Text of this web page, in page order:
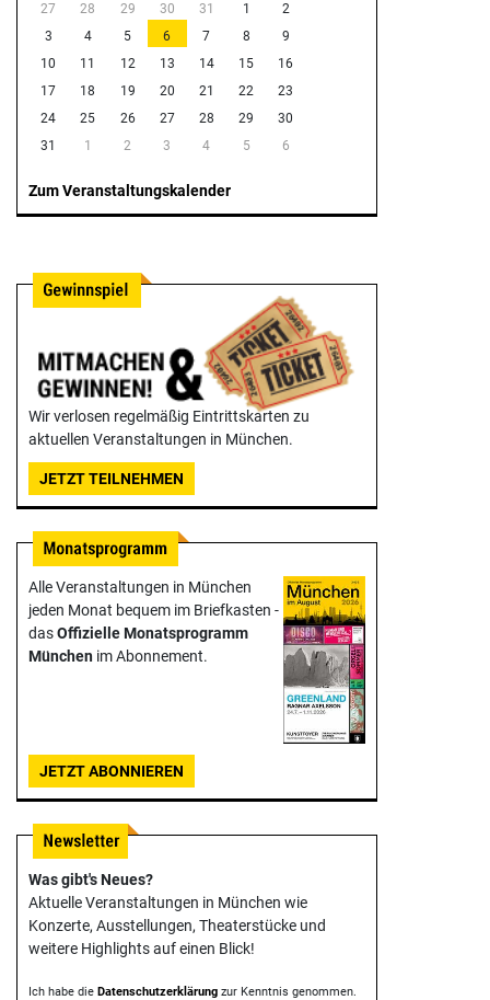
27
28 29 30 31 1
2
3
4 5 6 7 8
9
10
11 12 13 14 15
16
17
18 19 20 21 22
23
24
25 26 27 28 29
30
31
1 2 3 4 5 6
Zum Veranstaltungskalender
Wir verlosen regelmäßig Eintrittskarten zu
aktuellen Veranstaltungen in München.
JETZT TEILNEHMEN
Alle Veranstaltungen in München
jeden Monat bequem im Briefkasten -
dasOffizielle Monats­programm
München im Abonnement.
JETZT ABONNIEREN
Was gibt's Neues?
Aktuelle Veranstaltungen in München wie
Konzerte, Ausstellungen, Theater­stücke und
weitere Highlights auf einen Blick!
Ich habe die Datenschutzerklärung zur Kenntnis genommen.